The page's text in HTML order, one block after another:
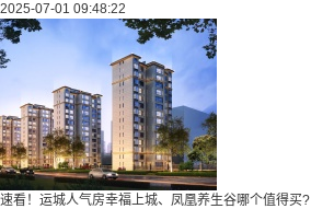
2025-07-01 09:48:22
速看！运城人气房幸福上城、凤凰养生谷哪个值得买?